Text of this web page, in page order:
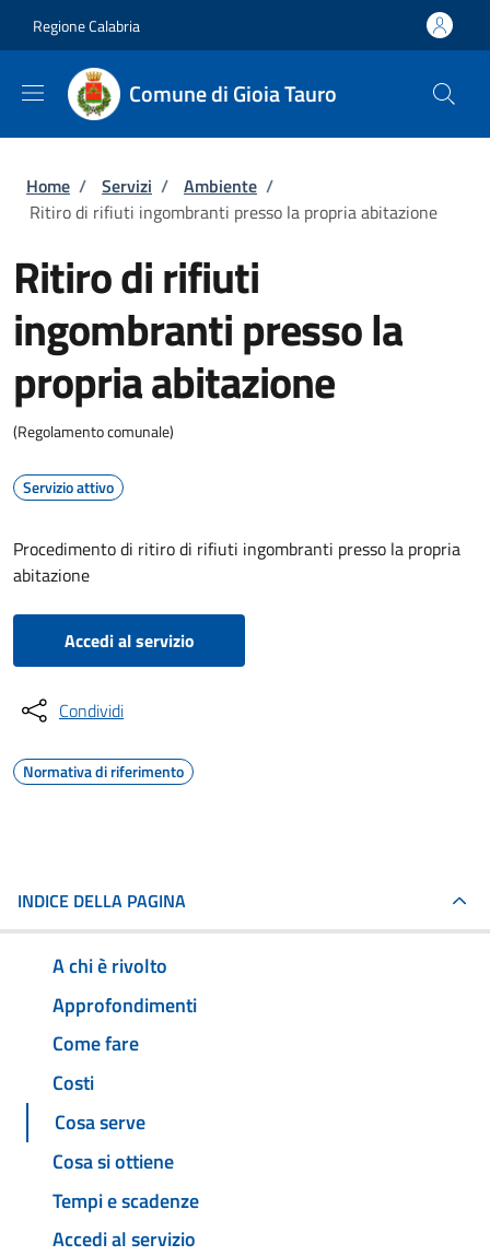
Regione Calabria
Comune di Gioia Tauro
Briciole di pane
Home / Servizi / Ambiente /
Ritiro di rifiuti ingombranti presso la propria abitazione
Ritiro di rifiuti
ingombranti presso la
propria abitazione
(Regolamento comunale)
Servizio attivo
Procedimento di ritiro di rifiuti ingombranti presso la propria
abitazione
Accedi al servizio
Condividi
Normativa di riferimento
INDICE DELLA PAGINA
A chi è rivolto
Approfondimenti
Come fare
Costi
Cosa serve
Cosa si ottiene
Tempi e scadenze
Accedi al servizio